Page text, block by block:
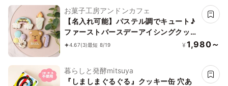
お菓子工房アンドンカフェ
【名入れ可能】パステル調でキュート♪
ファーストバースデーアイシングクッキ
ーセット
4.67(3)最短 8/19 ¥ 1,980～
暮らしと発酵mitsuya
『しましまぐるぐる』クッキー缶 穴あ